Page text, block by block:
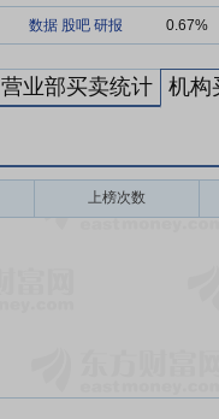
数据 股吧 研报 0.67%
营业部买卖统计 机构
上榜次数